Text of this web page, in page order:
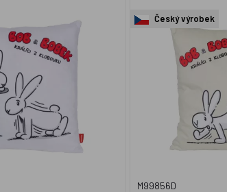
Český výrobek
M99856D